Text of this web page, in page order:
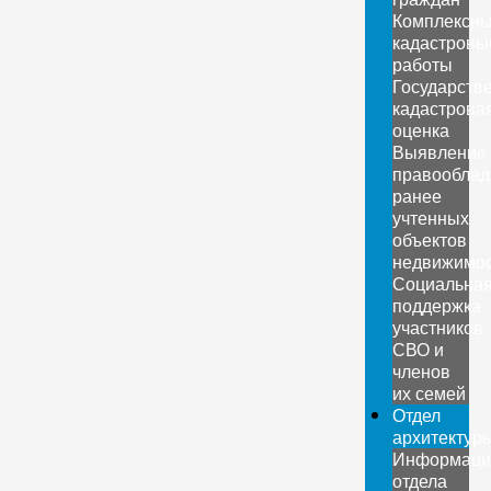
работы
оценка
Выявление
ранее
учтенных
объектов
поддержка
участников
СВО и
членов
их семей
Отдел
отдела